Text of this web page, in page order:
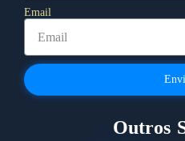
Email
Outros